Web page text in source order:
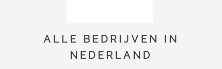
ALLE BEDRIJVEN IN
NEDERLAND